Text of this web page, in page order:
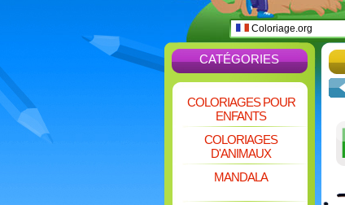
Coloriage.org
CATÉGORIES
COLORIAGES POUR
ENFANTS
COLORIAGES
D'ANIMAUX
MANDALA